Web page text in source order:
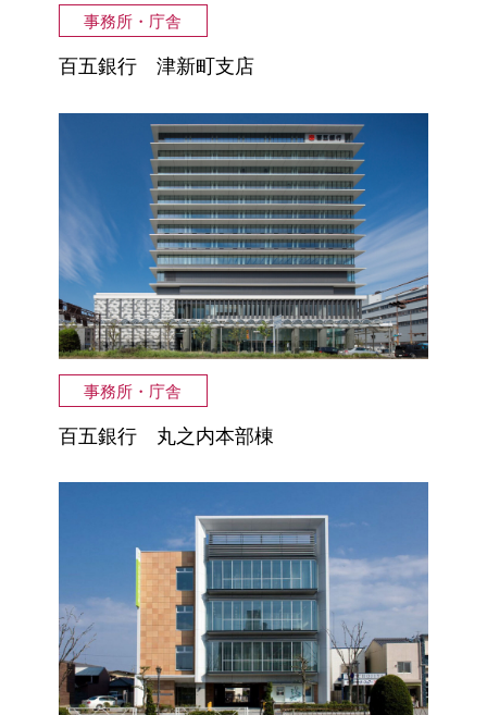
事務所・庁舎
百五銀行 津新町支店
事務所・庁舎
百五銀行 丸之内本部棟